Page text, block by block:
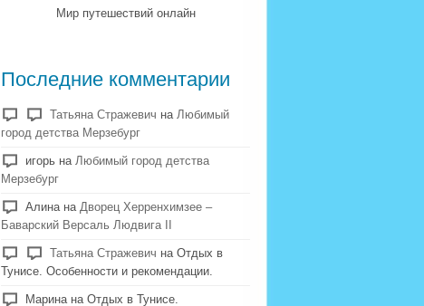
Мир путешествий онлайн
Последние комментарии
Татьяна Стражевич на Любимый
город детства Мерзебург
игорь на Любимый город детства
Мерзебург
Алина на Дворец Херренхимзее –
Баварский Версаль Людвига II
Татьяна Стражевич на Отдых в
Тунисе. Особенности и рекомендации.
Марина на Отдых в Тунисе.